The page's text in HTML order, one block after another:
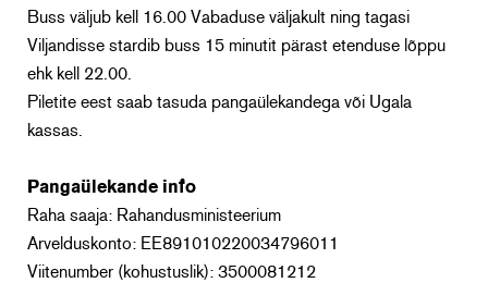
Buss väljub kell 16.00 Vabaduse väljakult ning tagasi
Viljandisse stardib buss 15 minutit pärast etenduse lõppu
ehk kell 22.00.
Piletite eest saab tasuda pangaülekandega või Ugala
kassas.
Pangaülekande info
Raha saaja: Rahandusministeerium
Arvelduskonto: EE891010220034796011
Viitenumber (kohustuslik): 3500081212